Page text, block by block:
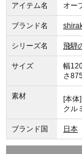
アイテム名 オー
ブランド名
シリーズ名 飛騨
サイズ
幅
さ
素材
[本体]
クル
ブランド国 日本